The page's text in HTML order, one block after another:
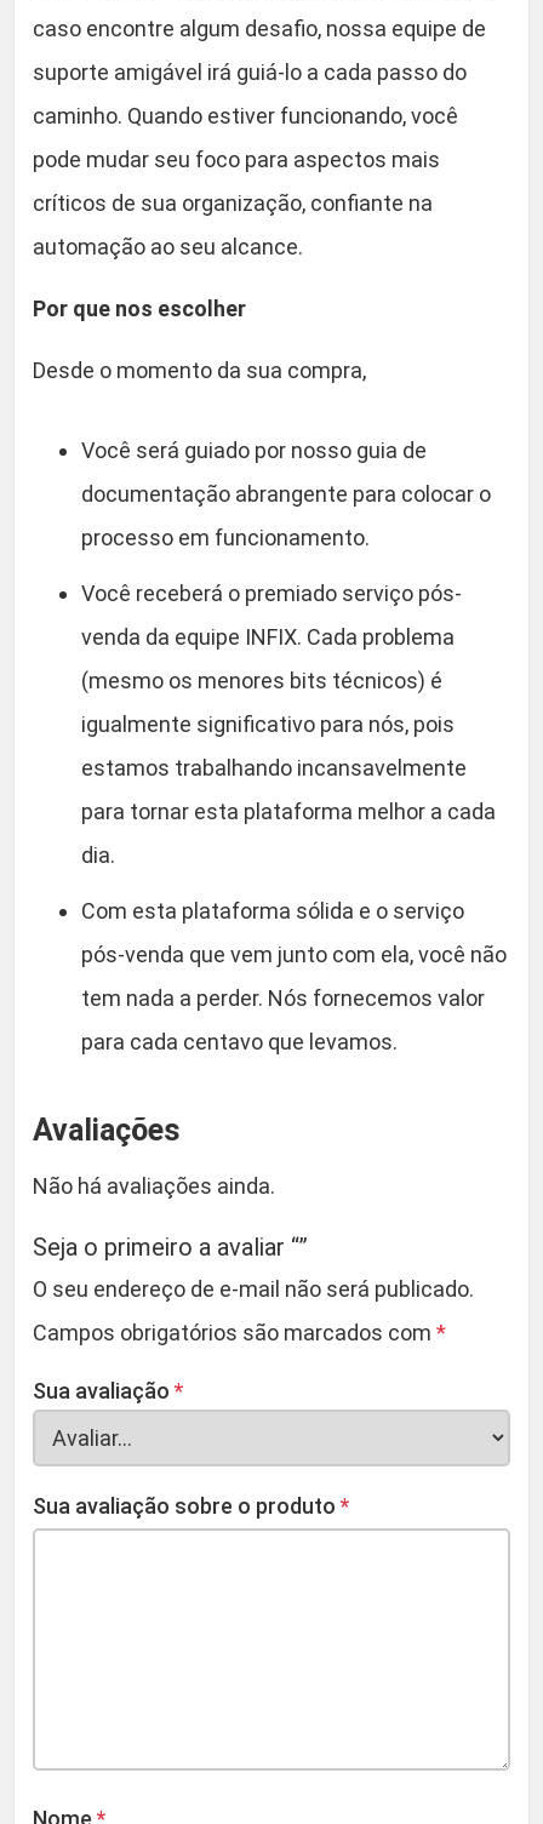
caso encontre algum desafio, nossa equipe de
suporte amigável irá guiá-lo a cada passo do
caminho. Quando estiver funcionando, você
pode mudar seu foco para aspectos mais
críticos de sua organização, confiante na
automação ao seu alcance.
Por que nos escolher
Desde o momento da sua compra,
Você será guiado por nosso guia de
documentação abrangente para colocar o
processo em funcionamento.
Você receberá o premiado serviço pós-
venda da equipe INFIX. Cada problema
(mesmo os menores bits técnicos) é
igualmente significativo para nós, pois
estamos trabalhando incansavelmente
para tornar esta plataforma melhor a cada
dia.
Com esta plataforma sólida e o serviço
pós-venda que vem junto com ela, você não
tem nada a perder. Nós fornecemos valor
para cada centavo que levamos.
Avaliações
Não há avaliações ainda.
Seja o primeiro a avaliar “”
O seu endereço de e-mail não será publicado.
Campos obrigatórios são marcados com *
Sua avaliação *
Sua avaliação sobre o produto *
Nome *